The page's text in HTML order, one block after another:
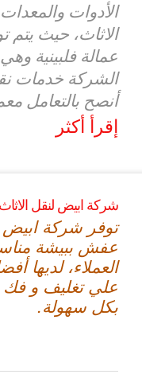
الأدوات والمعدات
الاثاث، حيث يتم
عمالة فلبينية
أنصح بالتعامل معم.
إقرأ أكثر
شركة ابيض لنقل الاثاث
توفر شركة ابيض
عفش ببيشة
العملاء، لديها
علي تغليف و فك و
بكل سهولة.